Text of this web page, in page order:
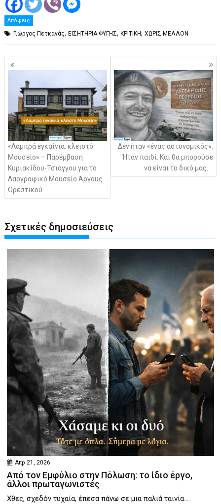
Απόψεις
Γιώργος Πετκανάς,ΕΙΣΗΤΗΡΙΑ ΦΥΓΗΣ,ΚΡΙΤΙΚΗ,ΧΩΡΙΣ ΜΕΛΛΟΝ
Πλοήγηση
άρθρων
«Λαμπρά εγκαίνια, κλειστό
Μουσείο» – Παρέμβαση
Κυριακίδου-Τσιάγγου για το
Λαογραφικό Μουσείο Άργους
Ορεστικού
Δεν ήταν «ένας αστυνομικός».
Ήταν παιδί. Και θα μπορούσε
να είναι το δικό μας.
Σχετικές δημοσιεύσεις
Απρ 21, 2026
Από τον Εμφύλιο στην Πόλωση: το ίδιο έργο,
άλλοι πρωταγωνιστές
Χθες, σχεδόν τυχαία, έπεσα πάνω σε μια παλιά ταινία....